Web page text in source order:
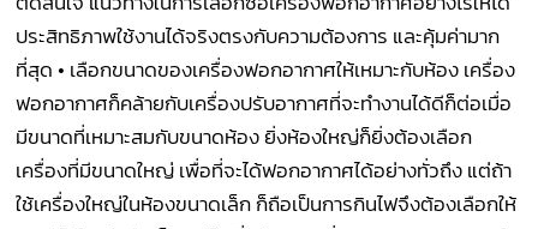
ประสิทธิภาพใช้งานได้จริงตรงกับความต้องการ และคุ้มค่ามาก
ที่สุด • เลือกขนาดของเครื่องฟอกอากาศให้เหมาะกับห้อง เครื่อง
ฟอกอากาศก็คล้ายกับเครื่องปรับอากาศที่จะทำงานได้ดีก็ต่อเมื่อ
มีขนาดที่เหมาะสมกับขนาดห้อง ยิ่งห้องใหญ่ก็ยิ่งต้องเลือก
เครื่องที่มีขนาดใหญ่ เพื่อที่จะได้ฟอกอากาศได้อย่างทั่วถึง แต่ถ้า
ใช้เครื่องใหญ่ในห้องขนาดเล็ก ก็ถือเป็นการกินไฟจึงต้องเลือกให้